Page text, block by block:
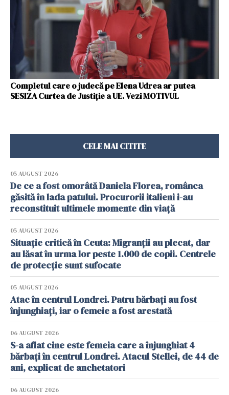
Completul care o judecă pe Elena Udrea ar putea
SESIZA Curtea de Justiție a UE. Vezi MOTIVUL
CELE MAI CITITE
05 AUGUST 2026
De ce a fost omorâtă Daniela Florea, românca
găsită în lada patului. Procurorii italieni i-au
reconstituit ultimele momente din viață
05 AUGUST 2026
Situație critică în Ceuta: Migranții au plecat, dar
au lăsat în urma lor peste 1.000 de copii. Centrele
de protecție sunt sufocate
05 AUGUST 2026
Atac în centrul Londrei. Patru bărbați au fost
înjunghiați, iar o femeie a fost arestată
06 AUGUST 2026
S-a aflat cine este femeia care a înjunghiat 4
bărbați în centrul Londrei. Atacul Stellei, de 44 de
ani, explicat de anchetatori
06 AUGUST 2026